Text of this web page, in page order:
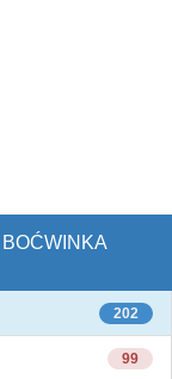
202
99